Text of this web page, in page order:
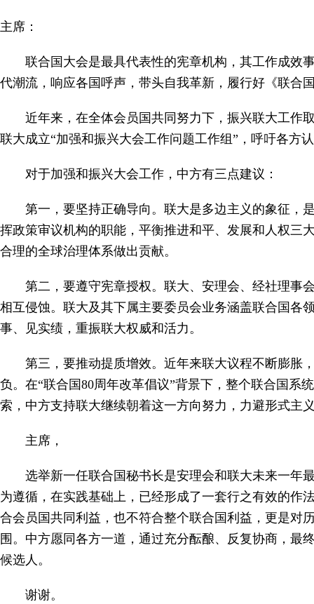
主席：
联合国大会是最具代表性的宪章机构，其工作成效
代潮流，响应各国呼声，带头自我革新，履行好《联合
近年来，在全体会员国共同努力下，振兴联大工作
联大成立“加强和振兴大会工作问题工作组”，呼吁各方
对于加强和振兴大会工作，中方有三点建议：
第一，要坚持正确导向。联大是多边主义的象征，
挥政策审议机构的职能，平衡推进和平、发展和人权三
合理的全球治理体系做出贡献。
第二，要遵守宪章授权。联大、安理会、经社理事
相互侵蚀。联大及其下属主要委员会业务涵盖联合国各
事、见实绩，重振联大权威和活力。
第三，要推动提质增效。近年来联大议程不断膨胀
负。在“联合国80周年改革倡议”背景下，整个联合国系
索，中方支持联大继续朝着这一方向努力，力避形式主
主席，
选举新一任联合国秘书长是安理会和联大未来一年
为遵循，在实践基础上，已经形成了一套行之有效的作
合会员国共同利益，也不符合整个联合国利益，更是对
围。中方愿同各方一道，通过充分酝酿、反复协商，最
候选人。
谢谢。